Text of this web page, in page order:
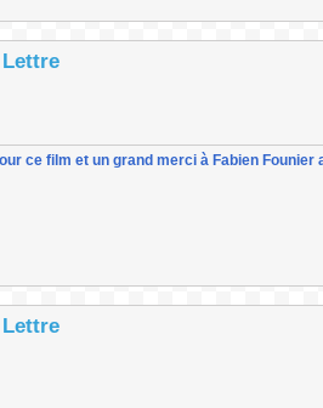
ce film et un grand merci à Fabien